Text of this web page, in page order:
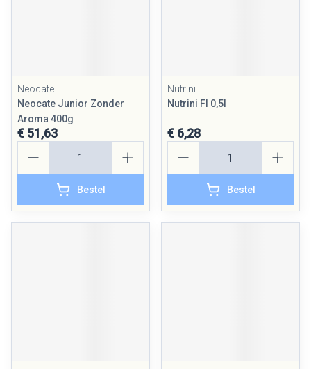
Neocate
Neocate Junior Zonder
Aroma 400g
€ 51,63
Bestel
Nutrini
Nutrini Fl 0,5l
€ 6,28
Bestel